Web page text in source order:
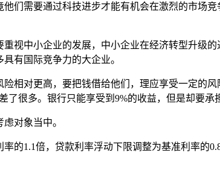
们需要通过科技进步才能有机会在激烈的市场
视中小企业的发展，中小企业在经济转型升级
有国际竞争力的大企业。
相对更高，要把钱借给他们，理应享受一定的
很多。银行只能享受到9%的收益，但是却要
对象当中。
的1.1倍，贷款利率浮动下限调整为基准利率的